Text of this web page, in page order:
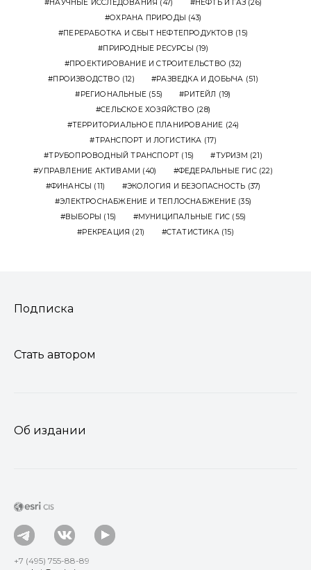
НАУЧНЫЕ ИССЛЕДОВАНИЯ (47) НЕФТЬ И ГАЗ(26)
ОХРАНА ПРИРОДЫ (43)
ПЕРЕРАБОТКА И СБЫТ НЕФТЕПРОДУКТОВ (15)
ПРИРОДНЫЕ РЕСУРСЫ (19)
ПРОЕКТИРОВАНИЕ И СТРОИТЕЛЬСТВО (32)
ПРОИЗВОДСТВО (12) РАЗВЕДКА И ДОБЫЧА (51)
РЕГИОНАЛЬНЫЕ (55) РИТЕЙЛ (19)
СЕЛЬСКОЕ ХОЗЯЙСТВО (28)
ТЕРРИТОРИАЛЬНОЕ ПЛАНИРОВАНИЕ (24)
ТРАНСПОРТ И ЛОГИСТИКА (17)
ТРУБОПРОВОДНЫЙ ТРАНСПОРТ (15) ТУРИЗМ (21)
УПРАВЛЕНИЕ АКТИВАМИ (40) ФЕДЕРАЛЬНЫЕ ГИС(22)
ФИНАНСЫ (11) ЭКОЛОГИЯ И БЕЗОПАСНОСТЬ (37)
ЭЛЕКТРОСНАБЖЕНИЕ И ТЕПЛОСНАБЖЕНИЕ(35)
ВЫБОРЫ (15) МУНИЦИПАЛЬНЫЕ ГИС (55)
РЕКРЕАЦИЯ (21) СТАТИСТИКА (15)
Подписка
Стать автором
Об издании
+7 (495) 755-88-89